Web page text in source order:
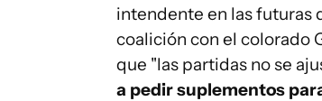
intendente en las futuras
coalición con el colorado
que "las partidas no se
a pedir suplementos